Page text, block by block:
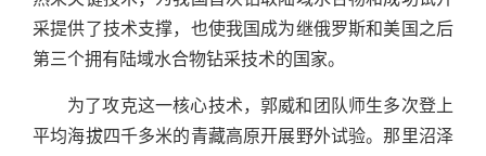
采提供了技术支撑，也使我国成为继俄罗斯和美国之后
第三个拥有陆域水合物钻采技术的国家。
为了攻克这一核心技术，郭威和团队师生多次登上
平均海拔四千多米的青藏高原开展野外试验。那里沼泽